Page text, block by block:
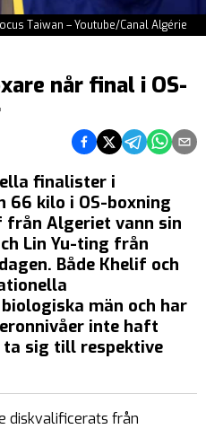
Taiwan – Youtube/Canal Algérie
når final i OS-
Dela på Facebook
Dela på Twitter
Dela påDela på
Dela
finalister i
66 kilo i OS-boxning
från Algeriet vann sin
Lin Yu-ting från
Både Khelif och
män och har
inte haft
sig till respektive
diskvalificerats från